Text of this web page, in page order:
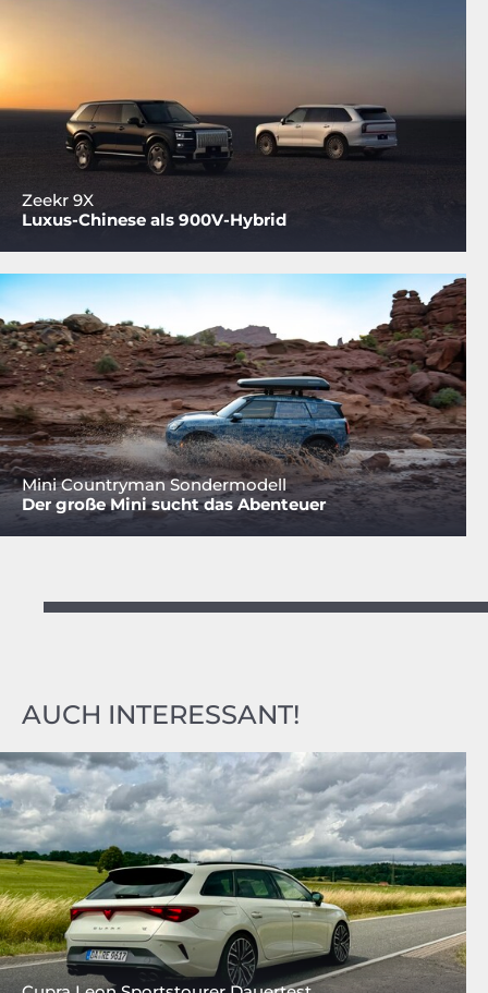
Zeekr 9X
Luxus-Chinese als 900V-Hybrid
Mini Countryman Sondermodell
Der große Mini sucht das Abenteuer
AUCH INTERESSANT!